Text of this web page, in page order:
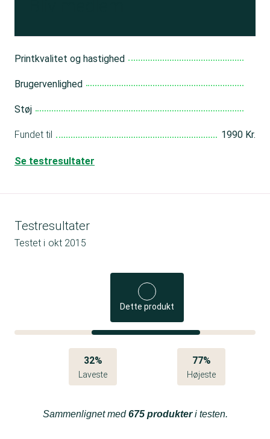
Printkvalitet og hastighed
Brugervenlighed
Støj
Fundet til 1990 Kr.
Se testresultater
Testresultater
Testet i okt 2015
Dette produkt
32%
Laveste
77%
Højeste
Sammenlignet med675 produkteri testen.